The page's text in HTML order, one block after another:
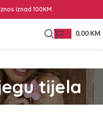
iznad 100KM.
0,00 KM
tijela
Njega tijela